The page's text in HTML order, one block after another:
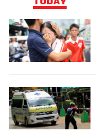
TODAY